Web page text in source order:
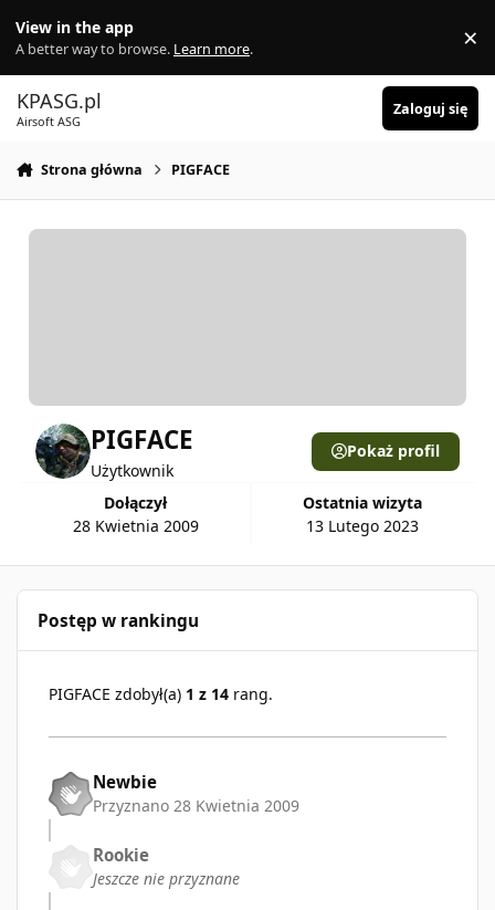
View in the app
A better way to browse. Learn more. ×
KPASG.pl
Airsoft ASG
Zaloguj się
Strona główna PIGFACE
PIGFACE
Użytkownik
Dołączył
28 Kwietnia 2009
Ostatnia wizyta
13 Lutego 2023
Pokaż profil
Postęp w rankingu
PIGFACE zdobył(a) 1 z 14 rang.
Newbie
Przyznano 28 Kwietnia 2009
Rookie
Jeszcze nie przyznane